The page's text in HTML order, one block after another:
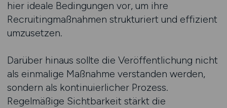
hier ideale Bedingungen vor, um ihre
Recruitingmaßnahmen strukturiert und effizient
umzusetzen.
Darüber hinaus sollte die Veröffentlichung nicht
als einmalige Maßnahme verstanden werden,
sondern als kontinuierlicher Prozess.
Regelmäßige Sichtbarkeit stärkt die